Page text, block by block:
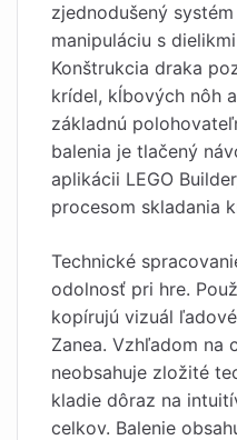
zjednodušený
manipuláciu s
Konštrukcia draka
krídel, kĺbových nôh
základnú
balenia je tlačený
aplikácii LEGO
procesom skladania
Technické
odolnosť pri hre.
kopírujú vizuál
Zanea. Vzhľadom na
neobsahuje zložité
kladie dôraz na
celkov. Balenie